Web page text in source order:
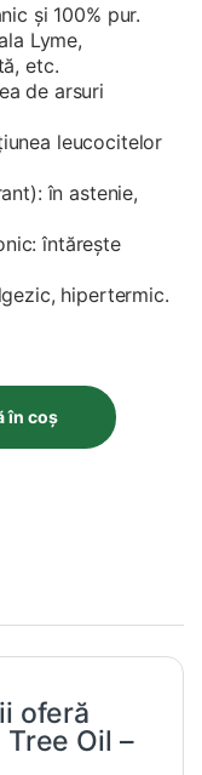
și 100% pur.
Lyme,
etc.
de arsuri
leucocitelor
în astenie,
întărește
hipertermic.
în coș
oferă
Oil –